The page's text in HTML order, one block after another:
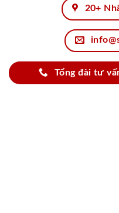
20+
Tổng đài tư